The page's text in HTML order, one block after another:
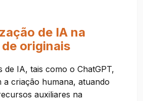
de IA na
originais
de IA, tais como o ChatGPT,
a criação humana, atuando
auxiliares na